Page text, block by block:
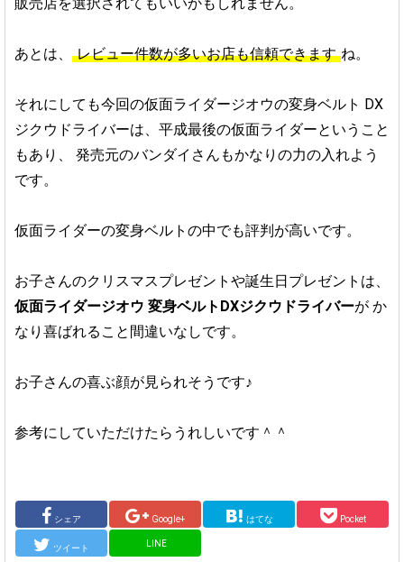
あとは、 レビュー件数が多いお店も信頼できます ね。
それにしても今回の仮面ライダージオウの変身ベルト DX
ジクウドライバーは、平成最後の仮面ライダーということ
もあり、
発売元のバンダイさんもかなりの力の入れよう
です。
仮面ライダーの変身ベルトの中でも評判が高いです。
お子さんのクリスマスプレゼントや誕生日プレゼントは、
仮面ライダージオウ 変身ベルトDXジクウドライバーが か
なり喜ばれること間違いなしです。
お子さんの喜ぶ顔が見られそうです♪
参考にしていただけたらうれしいです＾＾
シェア Google+ はてな Pocket
ツイート LINE